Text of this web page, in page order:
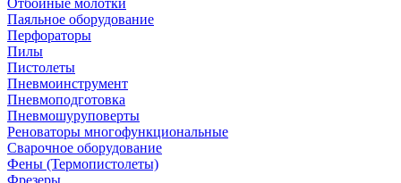
Отбойные молотки
Паяльное оборудование
Перфораторы
Пилы
Пистолеты
Пневмоинструмент
Пневмоподготовка
Пневмошуруповерты
Реноваторы многофункциональные
Сварочное оборудование
Фены (Термопистолеты)